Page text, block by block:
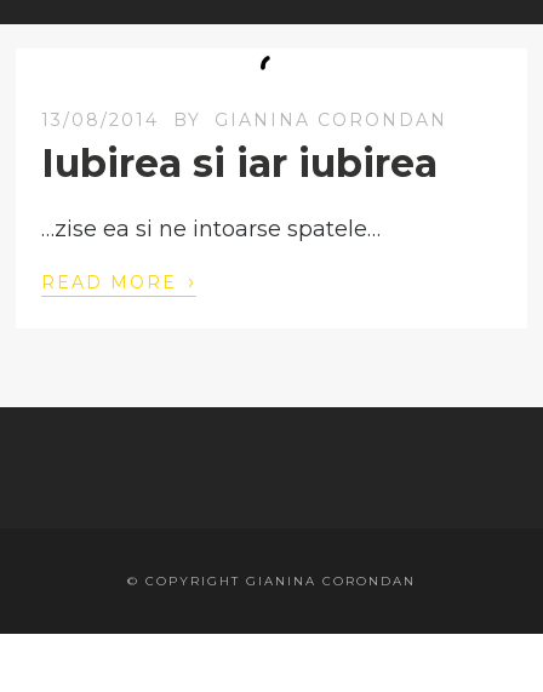
13/08/2014 BY GIANINA CORONDAN
Iubirea si iar iubirea
…zise ea si ne intoarse spatele…
READ MORE ›
© COPYRIGHT GIANINA CORONDAN